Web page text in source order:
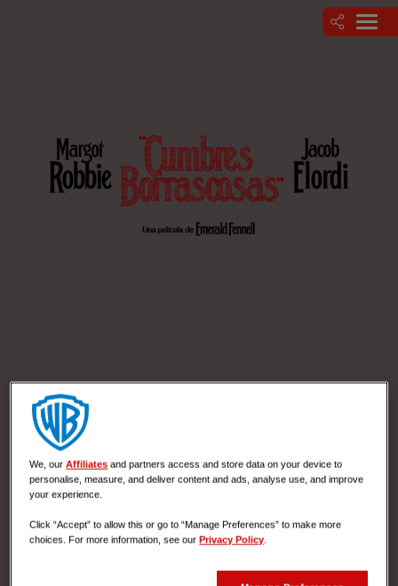
We, ourAffiliates and partners access and store data on your device to
personalise, measure, and deliver content and ads, analyse use, and improve
your experience.
Click “Accept” to allow this or go to “Manage Preferences” to make more
choices. For more information, see ourPrivacy Policy.